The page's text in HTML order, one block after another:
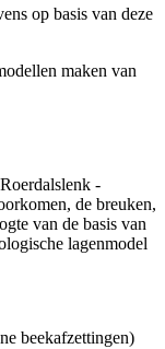
op basis van deze
maken van
-
de breuken,
van de basis van
lagenmodel
beekafzettingen)